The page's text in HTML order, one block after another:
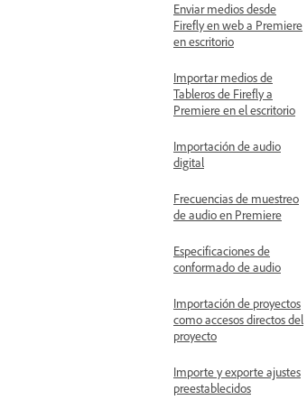
Enviar medios desde
Firefly en web a Premiere
en escritorio
Importar medios de
Tableros de Firefly a
Premiere en el escritorio
Importación de audio
digital
Frecuencias de muestreo
de audio en Premiere
Especificaciones de
conformado de audio
Importación de proyectos
como accesos directos del
proyecto
Importe y exporte ajustes
preestablecidos